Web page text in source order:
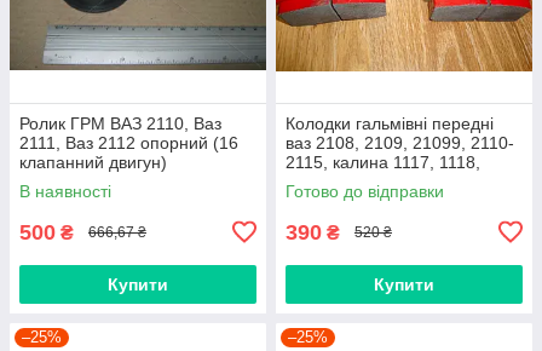
Ролик ГРМ ВАЗ 2110, Ваз
2111, Ваз 2112 опорний (16
клапанний двигун)
В наявності
500 ₴ 666,67 ₴
Купити
Колодки гальмівні передні
ваз 2108, 2109, 21099, 2110-
2115, калина 1117, 1118,
1119, приора 2170 (Raf,
Латвія)
Готово до відправки
390 ₴ 520 ₴
Купити
–25% –25%